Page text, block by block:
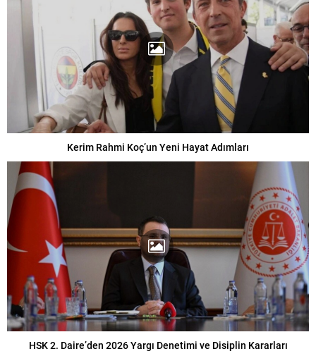
Kerim Rahmi Koç’un Yeni Hayat Adımları
HSK 2. Daire’den 2026 Yargı Denetimi ve Disiplin Kararları